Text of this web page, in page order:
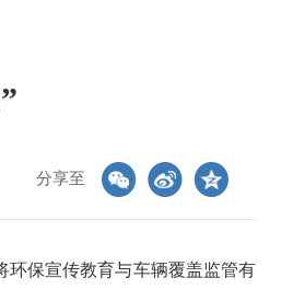
分享至
环保宣传教育与车辆覆盖监管有